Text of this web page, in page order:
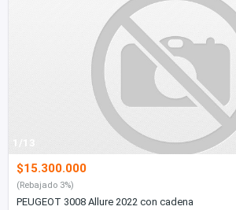
1/13
$15.300.000
(Rebajado 3%)
PEUGEOT 3008 Allure 2022 con cadena